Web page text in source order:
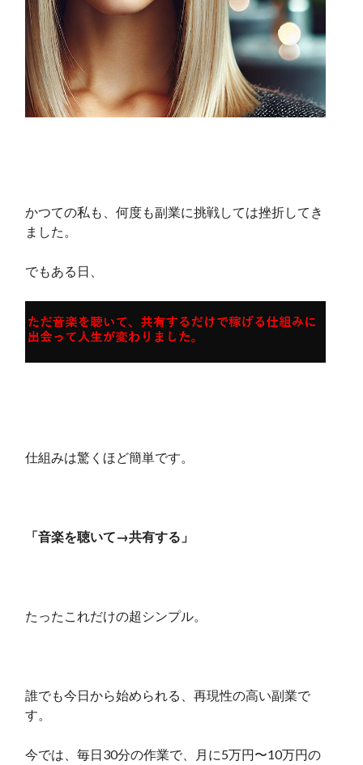
かつての私も、何度も副業に挑戦しては挫折してき
ました。
でもある日、
仕組みは驚くほど簡単です。
「音楽を聴いて→共有する」
たったこれだけの超シンプル。
誰でも今日から始められる、再現性の高い副業で
す。
今では、毎日30分の作業で、月に5万円〜10万円の